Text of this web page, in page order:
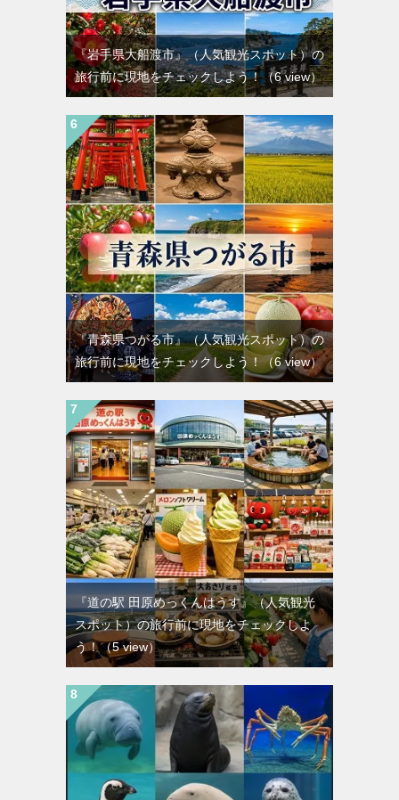
『岩手県大船渡市』（人気観光スポット）の
旅行前に現地をチェックしよう！（6 view）
『青森県つがる市』（人気観光スポット）の
旅行前に現地をチェックしよう！（6 view）
『道の駅 田原めっくんはうす』（人気観光
スポット）の旅行前に現地をチェックしよ
う！（5 view）